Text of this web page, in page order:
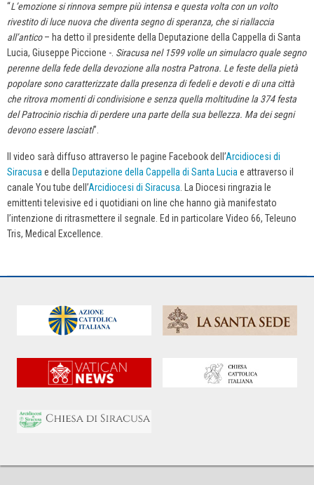
“L’emozione si rinnova sempre più intensa e questa volta con un volto
rivestito di luce nuova che diventa segno disperanza, che si riallaccia
all’antico– ha detto il presidente della Deputazione della Cappella di Santa
Lucia, Giuseppe Piccione -. Siracusa nel 1599 volle un simulacro quale segno
perenne della fede della devozionealla nostra Patrona. Le feste della pietà
popolare sono caratterizzate dalla presenza di fedeli e devoti e diuna città
che ritrova momenti di condivisione e senza quella moltitudine la 374 festa
del Patrocinio rischia di perdere una parte della sua bellezza. Ma dei segni
devono essere lasciati”.
Il video sarà diffuso attraverso le pagine Facebook dell’Arcidiocesi di
Siracusae della Deputazione dellaCappella di Santa Luciae attraverso il
canale You tube dell’Arcidiocesi di Siracusa. La Diocesi ringrazia le
emittenti televisive ed i quotidiani on line che hanno già manifestato
l’intenzione di ritrasmettere il segnale. Ed in particolare Video 66, Teleuno
Tris, Medical Excellence.